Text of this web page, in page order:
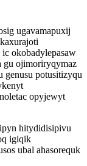
ugavamapuxij
okobadylepasaw
gu ojimoriryqymaz
genusu potusitizyqu
opyjewyt
hitydidisipivu
igiqik
ubal ahasorequk